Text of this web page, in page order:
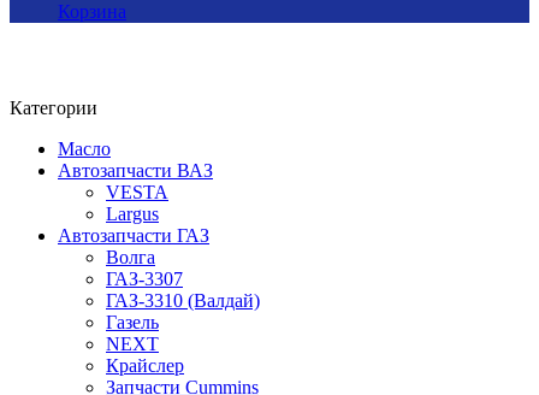
Корзина
Категории
Масло
Автозапчасти ВАЗ
VESTA
Largus
Автозапчасти ГАЗ
Волга
ГАЗ-3307
ГАЗ-3310 (Валдай)
Газель
NEXT
Крайслер
Запчасти Cummins